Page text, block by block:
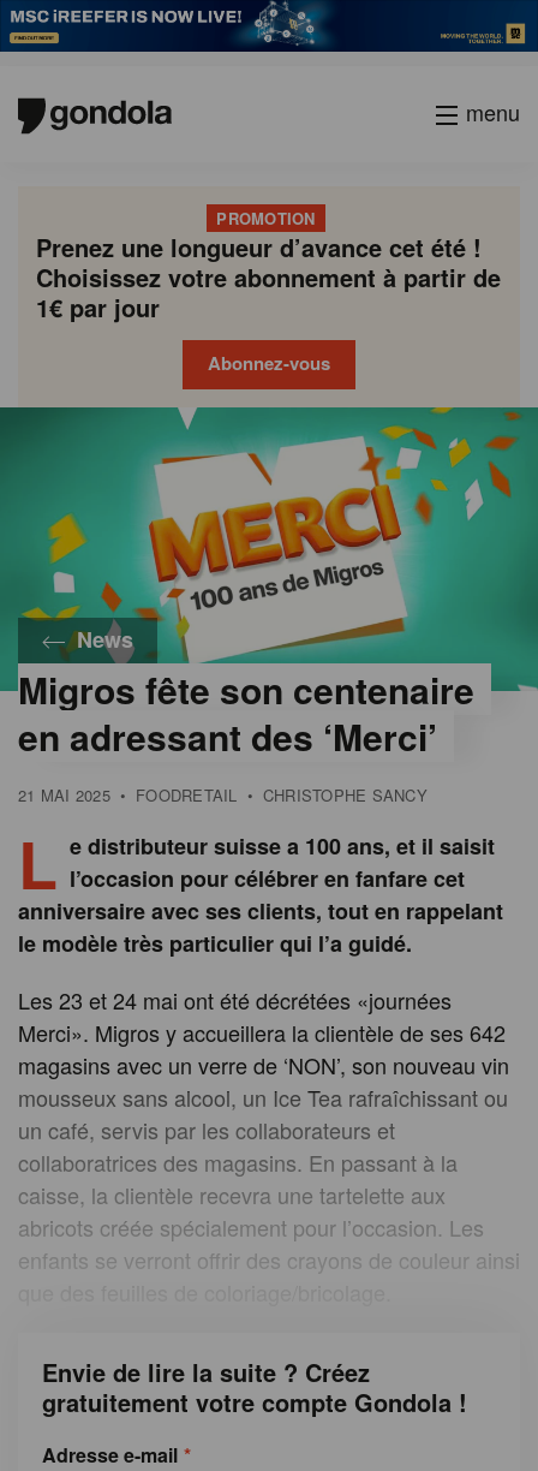
menu
PROMOTION
Prenez une longueur d’avance cet été !
Choisissez votre abonnement à partir de
1€ par jour
Abonnez-vous
News
Migros fête son centenaire
en adressant des ‘Merci’
21 MAI 2025 • FOODRETAIL • CHRISTOPHE SANCY
Migros
L e distributeur suisse a 100 ans, et il saisit
l’occasion pour célébrer en fanfare cet
anniversaire avec ses clients, tout en rappelant
le modèle très particulier qui l’a guidé.
Les 23 et 24 mai ont été décrétées «journées
Merci». Migros y accueillera la clientèle de ses 642
magasins avec un verre de ‘NON’, son nouveau vin
mousseux sans alcool, un Ice Tea rafraîchissant ou
un café, servis par les collaborateurs et
collaboratrices des magasins. En passant à la
caisse, la clientèle recevra une tartelette aux
abricots créée spécialement pour l’occasion. Les
enfants se verront offrir des crayons de couleur ainsi
Envie de lire la suite ? Créez
gratuitement votre compte Gondola !
Adresse e-mail